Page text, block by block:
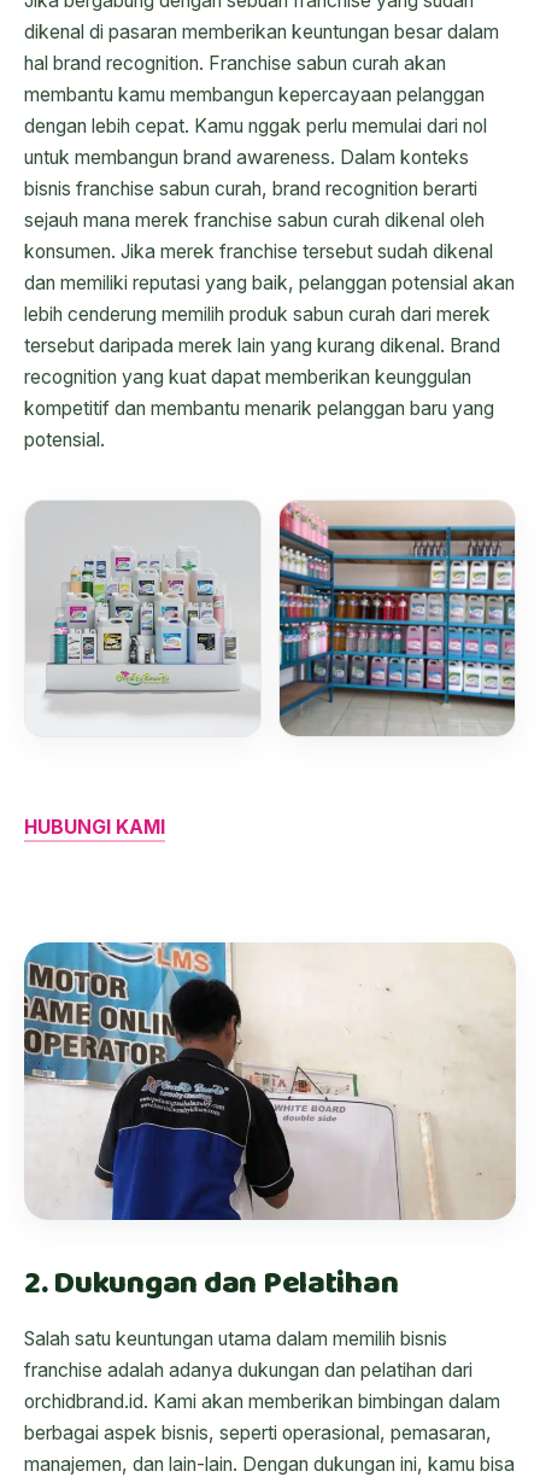
dikenal di pasaran memberikan keuntungan besar dalam
hal brand recognition. Franchise sabun curah akan
membantu kamu membangun kepercayaan pelanggan
dengan lebih cepat. Kamu nggak perlu memulai dari nol
untuk membangun brand awareness. Dalam konteks
bisnis franchise sabun curah, brand recognition berarti
sejauh mana merek franchise sabun curah dikenal oleh
konsumen. Jika merek franchise tersebut sudah dikenal
dan memiliki reputasi yang baik, pelanggan potensial akan
lebih cenderung memilih produk sabun curah dari merek
tersebut daripada merek lain yang kurang dikenal. Brand
recognition yang kuat dapat memberikan keunggulan
kompetitif dan membantu menarik pelanggan baru yang
potensial.
HUBUNGI KAMI
2. Dukungan dan Pelatihan
Salah satu keuntungan utama dalam memilih bisnis
franchise adalah adanya dukungan dan pelatihan dari
orchidbrand.id. Kami akan memberikan bimbingan dalam
berbagai aspek bisnis, seperti operasional, pemasaran,
manajemen, dan lain-lain. Dengan dukungan ini, kamu bisa